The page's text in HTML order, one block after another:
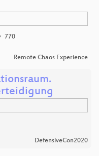
770
Remote Chaos Experience
DefensiveCon2020